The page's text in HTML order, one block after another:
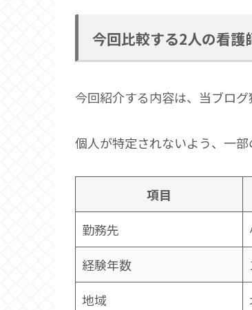
今回比較する2人の看護
今回紹介する内容は、当ブロ
個人が特定されないよう、一部
項目
勤務先
経験年数
地域